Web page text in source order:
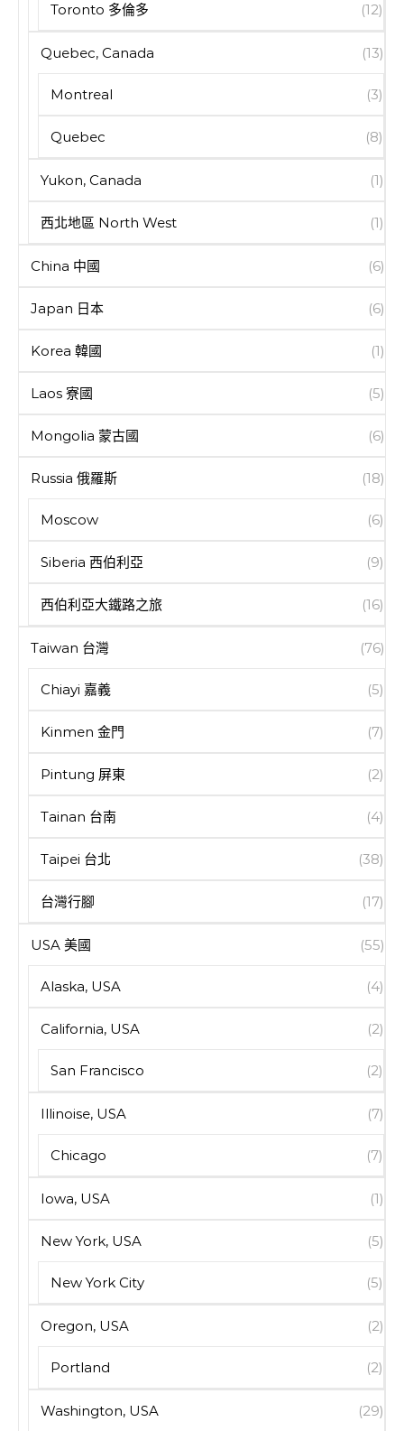
Toronto 多倫多 (12)
Quebec, Canada (13)
Montreal (3)
Quebec (8)
Yukon, Canada (1)
西北地區 North West (1)
China 中國 (6)
Japan 日本 (6)
Korea 韓國 (1)
Laos 寮國 (5)
Mongolia 蒙古國 (6)
Russia 俄羅斯 (18)
Moscow (6)
Siberia 西伯利亞 (9)
西伯利亞大鐵路之旅 (16)
Taiwan 台灣 (76)
Chiayi 嘉義 (5)
Kinmen 金門 (7)
Pintung 屏東 (2)
Tainan 台南 (4)
Taipei 台北 (38)
台灣行腳 (17)
USA 美國 (55)
Alaska, USA (4)
California, USA (2)
San Francisco (2)
Illinoise, USA (7)
Chicago (7)
Iowa, USA (1)
New York, USA (5)
New York City (5)
Oregon, USA (2)
Portland (2)
Washington, USA (29)